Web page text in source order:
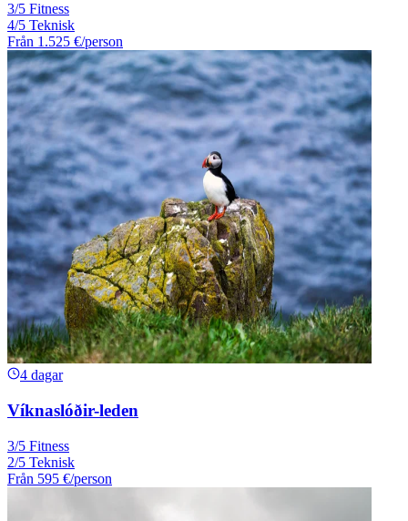
3/5 Fitness
4/5 Teknisk
Från 1.525 €/person
4 dagar
Víknaslóðir-leden
3/5 Fitness
2/5 Teknisk
Från 595 €/person